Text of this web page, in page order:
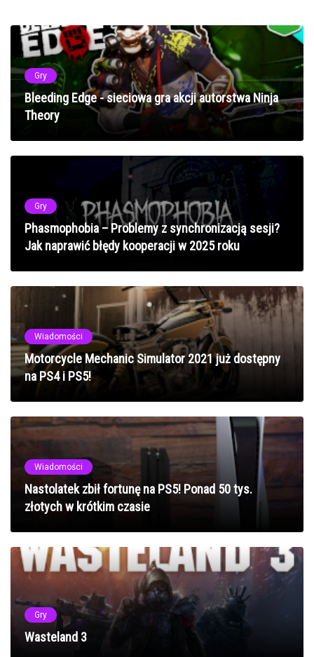
Gry
Bleeding Edge - sieciowa gra akcji autorstwa Ninja
Theory
Gry
Phasmophobia – Problemy z synchronizacją sesji?
Jak naprawić błędy kooperacji w 2025 roku
Wiadomości
Motorcycle Mechanic Simulator 2021 już dostępny
na PS4 i PS5!
Wiadomości
Nastolatek zbił fortunę na PS5! Ponad 50 tys.
złotych w krótkim czasie
Gry
Wasteland 3